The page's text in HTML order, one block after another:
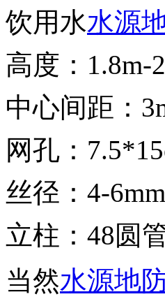
饮用水水源
高度：1.8m-
中心间距：
网孔：
丝径：4-6mm
立柱：48圆
当然水源地